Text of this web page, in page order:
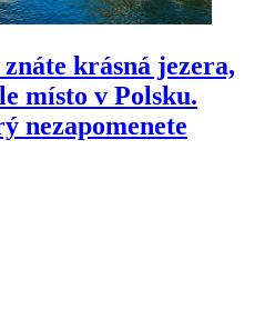
krásná jezera,
místo v Polsku.
nezapomenete